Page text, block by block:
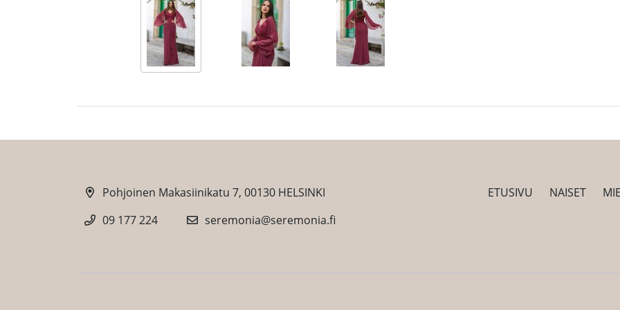
Pohjoinen Makasiinikatu 7, 00130 HELSINKI
09 177 224
seremonia@seremonia.fi
ETUSIVU NAISET